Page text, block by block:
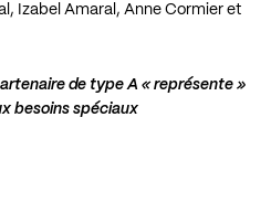
Izabel Amaral, Anne Cormier et
de type A « représente »
besoins spéciaux